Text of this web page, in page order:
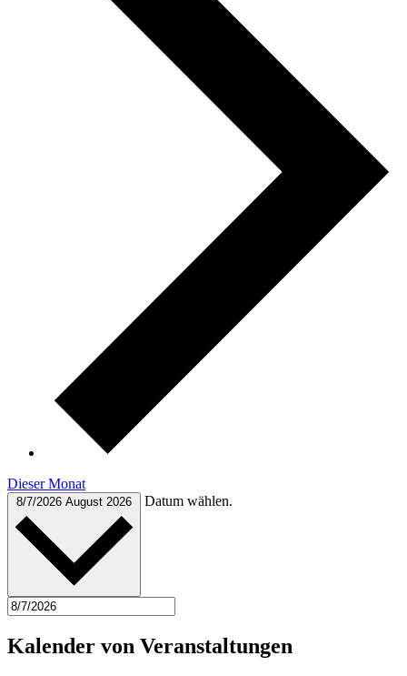
Dieser Monat
8/7/2026 August 2026 Datum wählen.
Kalender von Veranstaltungen